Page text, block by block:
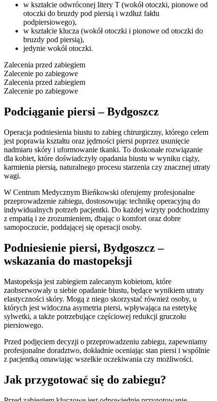
w kształcie odwróconej litery T (wokół otoczki, pionowe od
otoczki do bruzdy pod piersią i wzdłuż fałdu
podpiersiowego),
w kształcie klucza (wokół otoczki i pionowe od otoczki do
bruzdy pod piersią),
jedynie wokół otoczki.
Zalecenia przed zabiegiem
Zalecenie po zabiegowe
Zalecenia przed zabiegiem
Zalecenie po zabiegowe
Podciąganie piersi – Bydgoszcz
Operacja podniesienia biustu to zabieg chirurgiczny, którego celem
jest poprawia kształtu oraz jędrności piersi poprzez usunięcie
nadmiaru skóry i uformowanie tkanki. To doskonałe rozwiązanie
dla kobiet, które doświadczyły opadania biustu w wyniku ciąży,
karmienia piersią, naturalnego procesu starzenia czy znacznej utraty
wagi.
W Centrum Medycznym Bieńkowski oferujemy profesjonalne
przeprowadzenie zabiegu, dostosowując technikę operacyjną do
indywidualnych potrzeb pacjentki. Do każdej wizyty podchodzimy
z empatią i ze zrozumieniem, dbając o komfort oraz dobre
samopoczucie, poddającej się operacji osoby.
Podniesienie piersi, Bydgoszcz –
wskazania do mastopeksji
Mastopeksja jest zabiegiem zalecanym kobietom, które
zaobserwowały u siebie opadanie biustu, będące wynikiem utraty
elastyczności skóry. Mogą z niego skorzystać również osoby, u
których jest widoczna asymetria piersi, wpływająca na estetykę
sylwetki, a także potrzebujące częściowej redukcji gruczołu
piersiowego.
Przed podjęciem decyzji o przeprowadzeniu zabiegu, zapewniamy
profesjonalne doradztwo, dokładnie oceniając stan piersi i wspólnie
z pacjentką omawiając wszelkie oczekiwania czy możliwości.
Jak przygotować się do zabiegu?